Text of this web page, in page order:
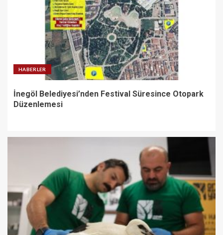
HABERLER
İnegöl Belediyesi’nden Festival Süresince Otopark
Düzenlemesi